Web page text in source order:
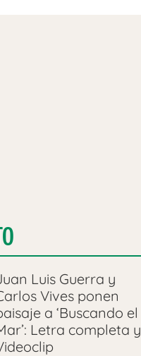
Luis Guerra y
Vives ponen
a ‘Buscando el
Letra completa y